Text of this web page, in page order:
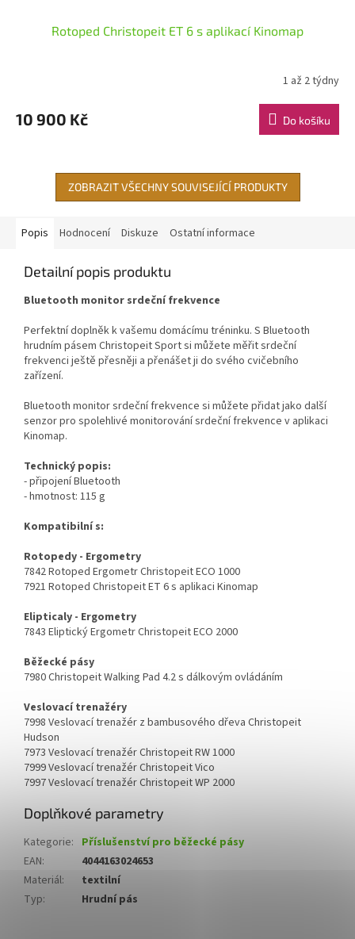
Rotoped Christopeit ET 6 s aplikací Kinomap
1 až 2 týdny
10 900 Kč Do košíku
ZOBRAZIT VŠECHNY SOUVISEJÍCÍ PRODUKTY
Popis Hodnocení Diskuze Ostatní informace
Detailní popis produktu
Bluetooth monitor srdeční frekvence
Perfektní doplněk k vašemu domácímu tréninku. S Bluetooth
hrudním pásem Christopeit Sport si můžete měřit srdeční
frekvenci ještě přesněji a přenášet ji do svého cvičebního
zařízení.
Bluetooth monitor srdeční frekvence si můžete přidat jako další
senzor pro spolehlivé monitorování srdeční frekvence v aplikaci
Kinomap.
Technický popis:
- připojení Bluetooth
- hmotnost: 115 g
Kompatibilní s:
Rotopedy - Ergometry
7842 Rotoped Ergometr Christopeit ECO 1000
7921 Rotoped Christopeit ET 6 s aplikaci Kinomap
Elipticaly - Ergometry
7843 Eliptický Ergometr Christopeit ECO 2000
Běžecké pásy
7980 Christopeit Walking Pad 4.2 s dálkovým ovládáním
Veslovací trenažéry
7998 Veslovací trenažér z bambusového dřeva Christopeit
Hudson
7973 Veslovací trenažér Christopeit RW 1000
7999 Veslovací trenažér Christopeit Vico
7997 Veslovací trenažér Christopeit WP 2000
Doplňkové parametry
Kategorie: Příslušenství pro běžecké pásy
EAN:
4044163024653
Materiál:
textilní
Typ: Hrudní pás